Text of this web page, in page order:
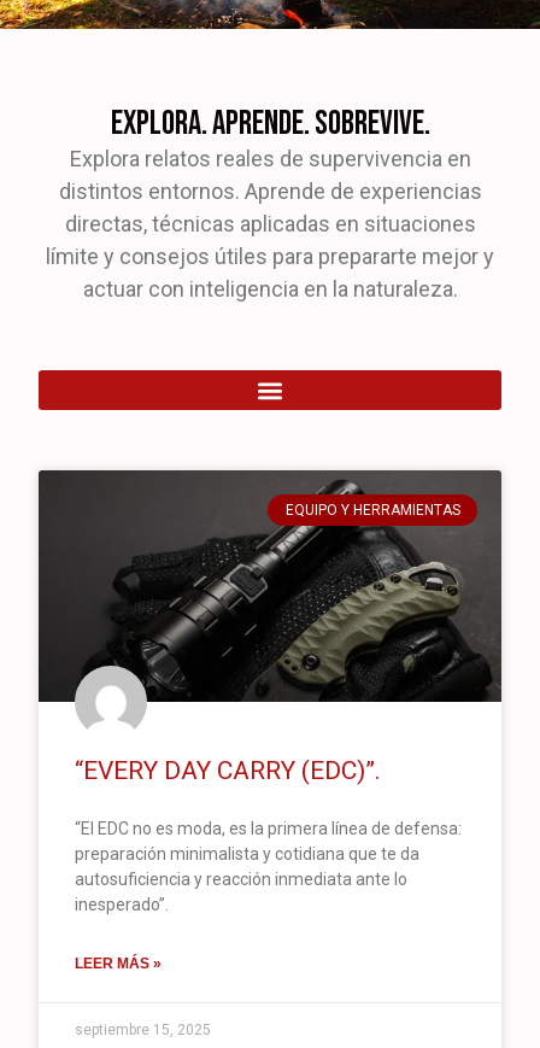
Explora. Aprende. Sobrevive.
Explora relatos reales de supervivencia en
distintos entornos. Aprende de experiencias
directas, técnicas aplicadas en situaciones
límite y consejos útiles para prepararte mejor y
actuar con inteligencia en la naturaleza.
EQUIPO Y HERRAMIENTAS
“EVERY DAY CARRY (EDC)”.
“El EDC no es moda, es la primera línea de defensa:
preparación minimalista y cotidiana que te da
autosuficiencia y reacción inmediata ante lo
inesperado”.
LEER MÁS »
septiembre 15, 2025